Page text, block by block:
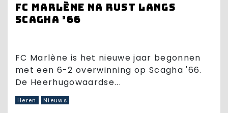
FC Marlène na rust langs
Scagha ’66
FC Marlène is het nieuwe jaar begonnen
met een 6-2 overwinning op Scagha '66.
De Heerhugowaardse...
Heren Nieuws